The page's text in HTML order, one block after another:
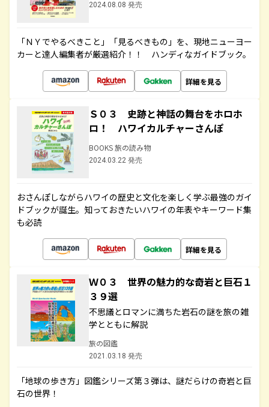
2024.08.08 発売
「ＮＹでやるべきこと」「見るべきもの」を、現地ニューヨー
カーと達人編集者が厳選紹介！！ ハンディなガイドブック。
詳細を見る
Ｓ０３ 史跡と神話の舞台をホロホ
ロ！ ハワイカルチャーさんぽ
BOOKS 旅の読み物
2024.03.22 発売
おさんぽしながらハワイの歴史と文化を楽しく学ぶ最強のガイ
ドブックが誕生。知っておきたいハワイの年表やキーワード集
も必読
詳細を見る
Ｗ０３ 世界の魅力的な奇岩と巨石１
３９選
不思議とロマンに満ちた岩石の謎を旅の雑
学とともに解説
旅の図鑑
2021.03.18 発売
「地球の歩き方」図鑑シリーズ第３弾は、謎だらけの奇岩と巨
石の世界！